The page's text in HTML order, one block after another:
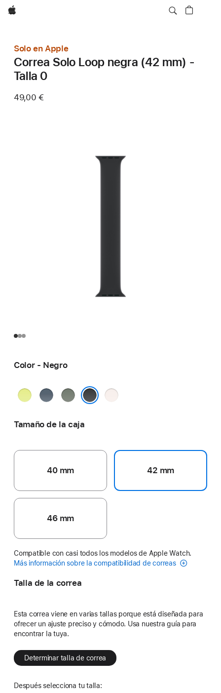
Apple
Solo en Apple
Correa Solo Loop negra (42 mm) -
Talla 0
49,00 €
Color - Negro
AmarilloAzul
Gris
verdoso
Rosa
Tamaño de la caja
40 mm 42 mm
46 mm
Compatible con casi todos los modelos de Apple Watch.
Más información sobre la compatibilidad de correas
Talla de la correa
Esta correa viene en varias tallas porque está diseñada para
ofrecer un ajuste preciso y cómodo. Usa nuestra guía para
encontrar la tuya.
Determinar talla de correa
Después selecciona tu talla: